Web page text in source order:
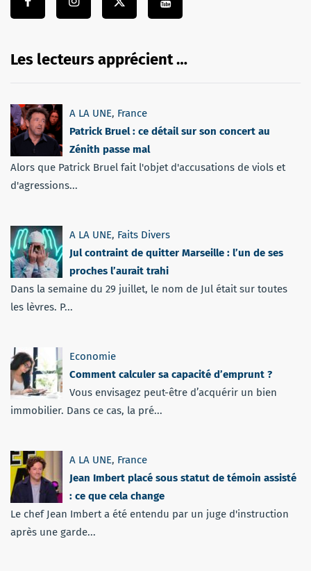
Les lecteurs apprécient …
A LA UNE, France
Patrick Bruel : ce détail sur son concert au
Zénith passe mal
Alors que Patrick Bruel fait l'objet d'accusations de viols et
d'agressions...
A LA UNE, Faits Divers
Jul contraint de quitter Marseille : l’un de ses
proches l’aurait trahi
Dans la semaine du 29 juillet, le nom de Jul était sur toutes
les lèvres. P...
Economie
Comment calculer sa capacité d’emprunt ?
Vous envisagez peut-être d’acquérir un bien
immobilier. Dans ce cas, la pré...
A LA UNE, France
Jean Imbert placé sous statut de témoin assisté
: ce que cela change
Le chef Jean Imbert a été entendu par un juge d'instruction
après une garde...